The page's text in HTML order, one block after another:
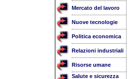
Mercato del lavoro
Nuove tecnologie
Politica economica
Relazioni industriali
Risorse umane
Salute e sicurezza